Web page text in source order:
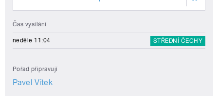
Čas vysílání
neděle 11:04 STŘEDNÍ ČECHY
Pořad připravují
Pavel Vítek